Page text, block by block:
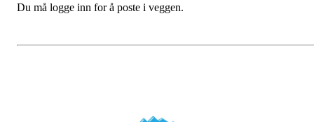
Du må logge inn for å poste i veggen.